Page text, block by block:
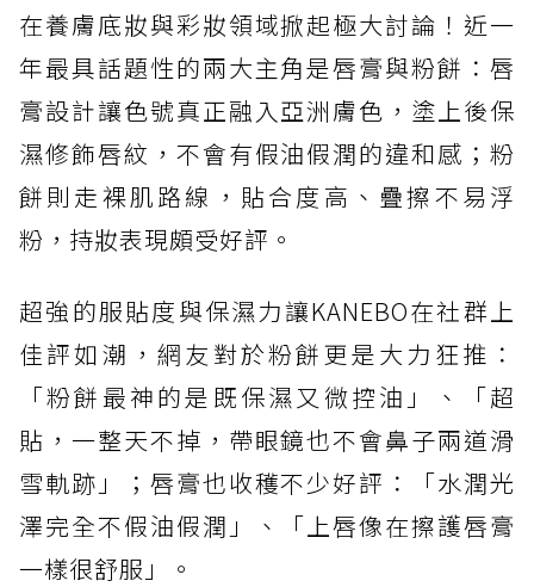
在養膚底妝與彩妝領域掀起極大討論！近一
年最具話題性的兩大主角是唇膏與粉餅：唇
膏設計讓色號真正融入亞洲膚色，塗上後保
濕修飾唇紋，不會有假油假潤的違和感；粉
餅則走裸肌路線，貼合度高、疊擦不易浮
粉，持妝表現頗受好評。
超強的服貼度與保濕力讓KANEBO在社群上
佳評如潮，網友對於粉餅更是大力狂推：
「粉餅最神的是既保濕又微控油」、「超
貼，一整天不掉，帶眼鏡也不會鼻子兩道滑
雪軌跡」；唇膏也收穫不少好評：「水潤光
澤完全不假油假潤」、「上唇像在擦護唇膏
一樣很舒服」。